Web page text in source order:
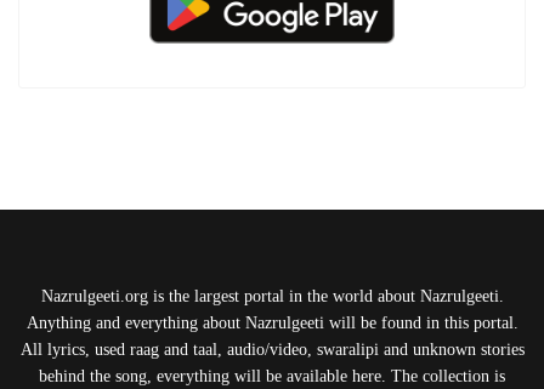
Nazrulgeeti.org is the largest portal in the world about Nazrulgeeti.
Anything and everything about Nazrulgeeti will be found in this portal.
All lyrics, used raag and taal, audio/video, swaralipi and unknown stories
behind the song, everything will be available here. The collection is